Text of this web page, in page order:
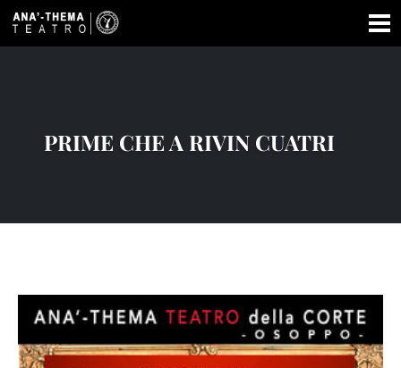
PRIME CHE A RIVIN CUATRI